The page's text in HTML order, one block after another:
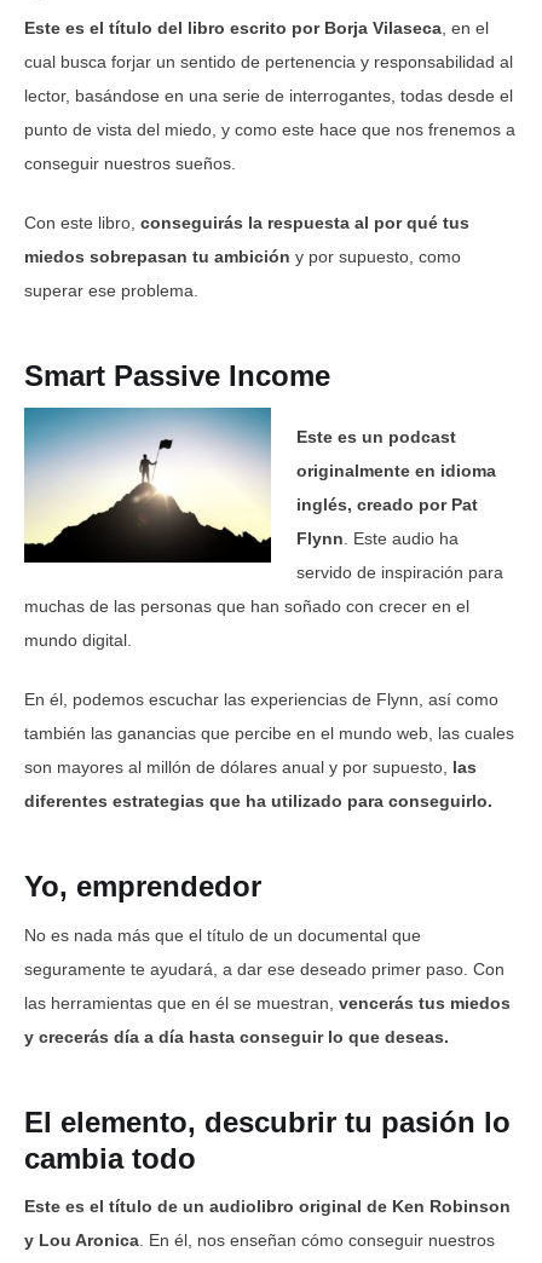
Este es el título del libro escrito por Borja Vilaseca, en el
cual busca forjar un sentido de pertenencia y responsabilidad al
lector, basándose en una serie de interrogantes, todas desde el
punto de vista del miedo, y como este hace que nos frenemos a
conseguir nuestros sueños.
Con este libro, conseguirás la respuesta al por qué tus
miedos sobrepasan tu ambición y por supuesto, como
superar ese problema.
Smart Passive Income
Este es un podcast
originalmente en idioma
inglés, creado por Pat
Flynn. Este audio ha
servido de inspiración para
muchas de las personas que han soñado con crecer en el
mundo digital.
En él, podemos escuchar las experiencias de Flynn, así como
también las ganancias que percibe en el mundo web, las cuales
son mayores al millón de dólares anual y por supuesto, las
diferentes estrategias que ha utilizado para conseguirlo.
Yo, emprendedor
No es nada más que el título de un documental que
seguramente te ayudará, a dar ese deseado primer paso. Con
las herramientas que en él se muestran, vencerás tus miedos
y crecerás día a día hasta conseguir lo que deseas.
El elemento, descubrir tu pasión lo
cambia todo
Este es el título de un audiolibro original de Ken Robinson
y Lou Aronica. En él, nos enseñan cómo conseguir nuestros